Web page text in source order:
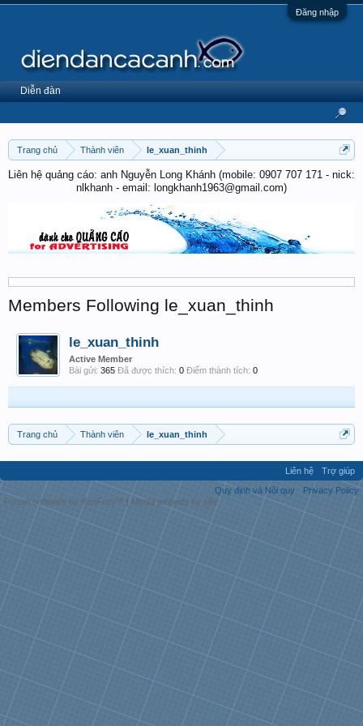
Đăng nhập
Trang chủ Thành viên le_xuan_thinh
Liên hệ quảng cáo: anh Nguyễn Long Khánh (mobile: 0907 707 171 - nick:
nlkhanh - email: longkhanh1963@gmail.com)
Members Following le_xuan_thinh
le_xuan_thinh
Active Member
Bài gửi: 365 Đã được thích: 0 Điểm thành tích: 0
Trang chủ Thành viên le_xuan_thinh
Diễn đàn
Liên hệ
Trợ giúp
Quy định và Nội quy
Privacy Policy
Forum software by XenForo™ | Media embeds by s9e